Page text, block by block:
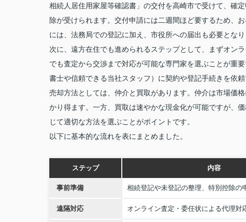
相続人居住用家屋等確認書」の交付を高崎市で受けて、確
除が受けられます。交付申請には二週間ほど要するため、
には、法務局での登記に加え、市役所への届出も必要となり
次に、遠方在住でも進められるステップとして、まずオン
でも査定から交渉まで対応が可能な専門家を選ぶことが重
書士や信頼できる当社スタッフ）に契約や登記手続きを依頼
売却方法としては、仲介と買取があります。仲介は市場価
かり得ます。一方、買取は速やかな現金化が可能ですが、
じて適切な方法を選ぶことがポイントです。
以下に基本的な流れを表にまとめました。
ステップ 内容
事前準備 相続登記や未登記の整理、特別控除の
遠隔対応 オンライン査定・委任状による代理対